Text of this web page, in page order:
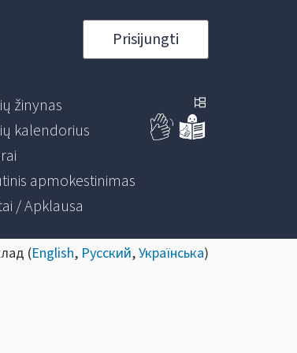
Prisijungti
žinynas
kalendorius
apmokestinimas
/ Apklausa
(English, Русский,Українська)